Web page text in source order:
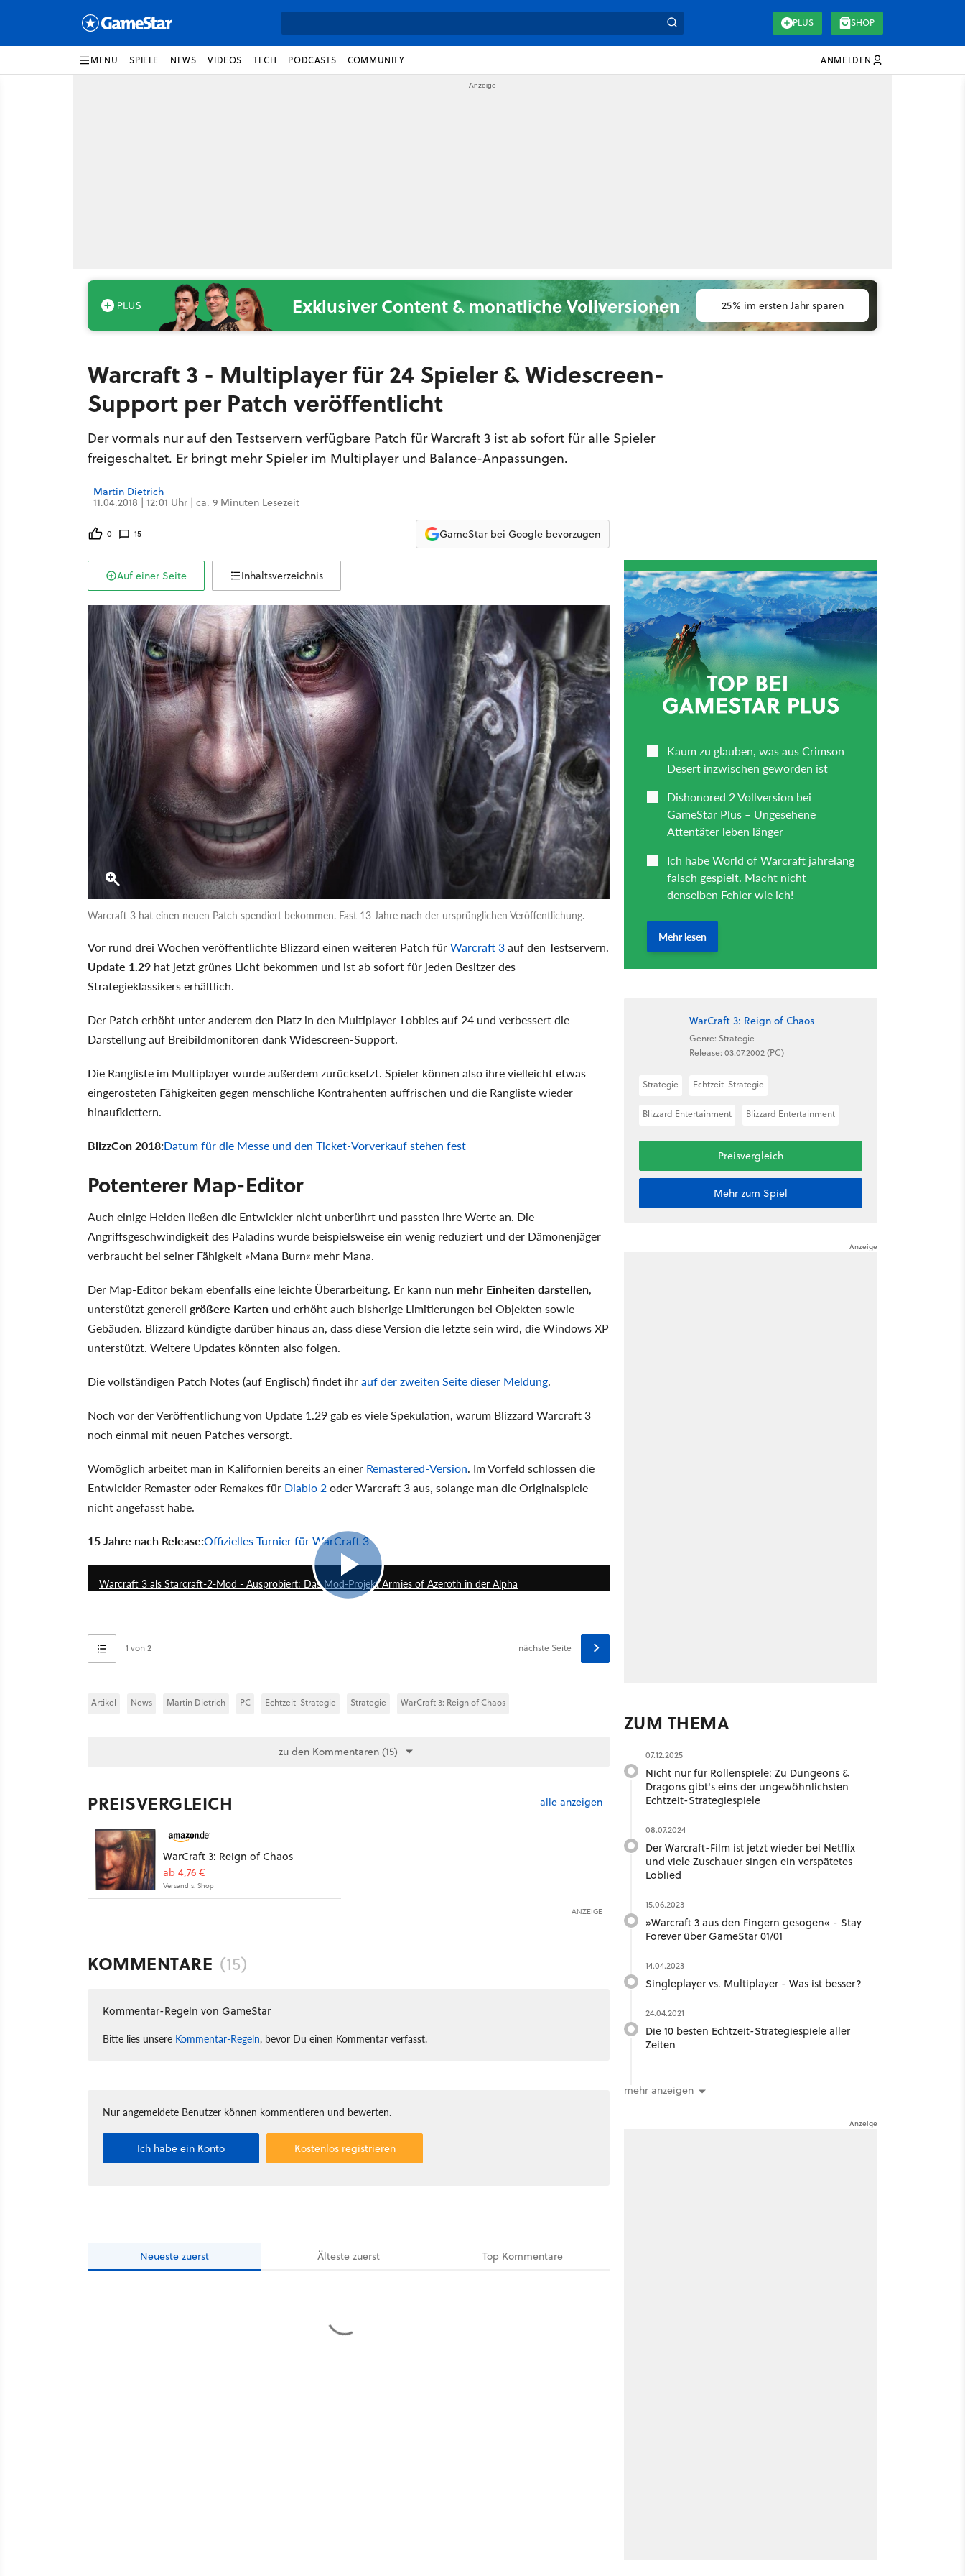
PLUS SHOP
MENU SPIELE NEWS VIDEOS TECH PODCASTS COMMUNITY ANMELDEN
Exklusiver Content & monatliche Vollversionen 25% im ersten Jahr sparen
Warcraft 3 - Multiplayer für 24 Spieler & Widescreen-
Support per Patch veröffentlicht
Der vormals nur auf den Testservern verfügbare Patch für Warcraft 3 ist ab sofort für alle Spieler
freigeschaltet. Er bringt mehr Spieler im Multiplayer und Balance-Anpassungen.
Martin Dietrich
11.04.2018 | 12:01 Uhr | ca. 9 Minuten Lesezeit
0 15 GameStar bei Google bevorzugen
Auf einer Seite Inhaltsverzeichnis
Warcraft 3 hat einen neuen Patch spendiert bekommen. Fast 13 Jahre nach der ursprünglichen Veröffentlichung.
Vor rund drei Wochen veröffentlichte Blizzard einen weiteren Patch fürWarcraft 3auf den Testservern.
Update 1.29 hat jetzt grünes Licht bekommen und ist ab sofort für jeden Besitzer des
Strategieklassikers erhältlich.
Der Patch erhöht unter anderem den Platz in den Multiplayer-Lobbies auf 24 und verbessert die
Darstellung auf Breibildmonitoren dank Widescreen-Support.
Die Rangliste im Multiplayer wurde außerdem zurücksetzt. Spieler können also ihre vielleicht etwas
eingerosteten Fähigkeiten gegen menschliche Kontrahenten auffrischen und die Rangliste wieder
hinaufklettern.
BlizzCon 2018:Datum für die Messe und den Ticket-Vorverkauf stehen fest
Potenterer Map-Editor
Auch einige Helden ließen die Entwickler nicht unberührt und passten ihre Werte an. Die
Angriffsgeschwindigkeit des Paladins wurde beispielsweise ein wenig reduziert und der Dämonenjäger
verbraucht bei seiner Fähigkeit »Mana Burn« mehr Mana.
Der Map-Editor bekam ebenfalls eine leichte Überarbeitung. Er kann nun mehr Einheiten darstellen,
unterstützt generell größere Karten und erhöht auch bisherige Limitierungen bei Objekten sowie
Gebäuden. Blizzard kündigte darüber hinaus an, dass diese Version die letzte sein wird, die Windows XP
unterstützt. Weitere Updates könnten also folgen.
Die vollständigen Patch Notes (auf Englisch) findet ihrauf der zweiten Seite dieser Meldung.
Noch vor der Veröffentlichung von Update 1.29 gab es viele Spekulation, warum Blizzard Warcraft 3
noch einmal mit neuen Patches versorgt.
Womöglich arbeitet man in Kalifornien bereits an einer Remastered-Version. Im Vorfeld schlossen die
Entwickler Remaster oder Remakes für Diablo 2oder Warcraft 3 aus, solange man die Originalspiele
nicht angefasst habe.
15 Jahre nach Release:Offizielles Turnier für WarCraft 3
Warcraft 3 als Starcraft-2-Mod - Ausprobiert: Das Mod-Projekt Armies of Azeroth in der Alpha
1 von 2 nächste Seite
Artikel News Martin Dietrich PC Echtzeit-Strategie Strategie WarCraft 3: Reign of Chaos
zu den Kommentaren (15)
PREISVERGLEICH alle anzeigen
WarCraft 3: Reign of Chaos
ab 4,76 €
Versand s. Shop
ANZEIGE
KOMMENTARE (15)
Kommentar-Regeln von GameStar
Bitte lies unsere Kommentar-Regeln, bevor Du einen Kommentar verfasst.
Nur angemeldete Benutzer können kommentieren und bewerten.
Ich habe ein Konto Kostenlos registrieren
Neueste zuerst Ältestezuerst Top Kommentare
WarCraft 3: Reign of Chaos
Genre: Strategie
Release: 03.07.2002 (PC)
Strategie Echtzeit-Strategie
Blizzard Entertainment Blizzard Entertainment
Preisvergleich
Mehr zum Spiel
ZUM THEMA
07.12.2025
Nicht nur für Rollenspiele: Zu Dungeons &
Dragons gibt's eins der ungewöhnlichsten
Echtzeit-Strategiespiele
08.07.2024
Der Warcraft-Film ist jetzt wieder bei Netflix
und viele Zuschauer singen ein verspätetes
Loblied
15.06.2023
»Warcraft 3 aus den Fingern gesogen« - Stay
Forever über GameStar 01/01
14.04.2023
Singleplayer vs. Multiplayer - Was ist besser?
24.04.2021
Die 10 besten Echtzeit-Strategiespiele aller
Zeiten
mehr anzeigen